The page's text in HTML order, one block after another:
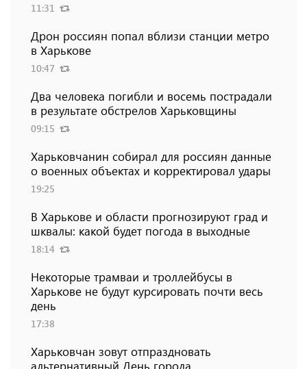
11:31
Дрон россиян попал вблизи станции метро
в Харькове
10:47
Два человека погибли и восемь пострадали
в результате обстрелов Харьковщины
09:15
Харьковчанин собирал для россиян данные
о военных объектах и ​​корректировал удары
19:25
В Харькове и области прогнозируют град и
шквалы: какой будет погода в выходные
18:14
Некоторые трамваи и троллейбусы в
Харькове не будут курсировать почти весь
день
17:38
Харьковчан зовут отпраздновать
альтернативный День города